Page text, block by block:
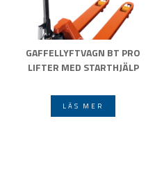
GAFFELLYFTVAGN BT PRO
LIFTER MED STARTHJÄLP
LÄS MER